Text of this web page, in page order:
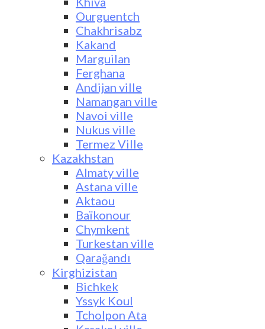
Ourguentch
Chakhrisabz
Kakand
Marguilan
Ferghana
Andijan ville
Namangan ville
Navoi ville
Nukus ville
Termez Ville
Kazakhstan
Almaty ville
Astana ville
Aktaou
Baïkonour
Chymkent
Turkestan ville
Qarağandı
Kirghizistan
Bichkek
Yssyk Koul
Tcholpon Ata